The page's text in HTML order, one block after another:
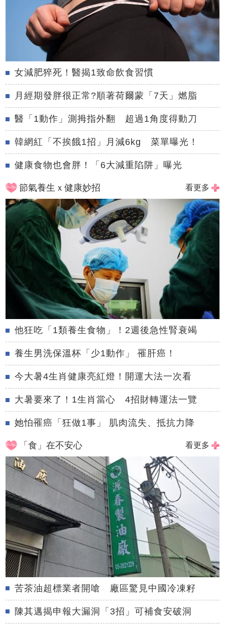
女減肥猝死！醫揭1致命飲食習慣
月經期發胖很正常?順著荷爾蒙「7天」燃脂
醫「1動作」測拇指外翻 超過1角度得動刀
韓網紅「不挨餓1招」月減6kg 菜單曝光！
健康食物也會胖！「6大減重陷阱」曝光
節氣養生ｘ健康妙招 看更多
他狂吃「1類養生食物」！2週後急性腎衰竭
養生男洗保溫杯「少1動作」 罹肝癌！
今大暑4生肖健康亮紅燈！開運大法一次看
大暑要來了！1生肖當心 4招財轉運法一覽
她怕罹癌「狂做1事」 肌肉流失、抵抗力降
「食」在不安心 看更多
苦茶油超標業者開嗆 廠區驚見中國冷凍籽
陳其邁揭申報大漏洞「3招」可補食安破洞